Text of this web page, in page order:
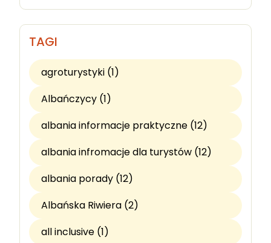
TAGI
agroturystyki (1)
Albańczycy (1)
albania informacje praktyczne (12)
albania infromacje dla turystów (12)
albania porady (12)
Albańska Riwiera (2)
all inclusive (1)